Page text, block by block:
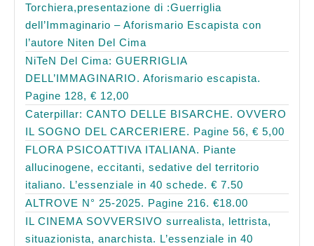
Torchiera,presentazione di :Guerriglia
dell’Immaginario – Aforismario Escapista con
l’autore Niten Del Cima
NiTeN Del Cima: GUERRIGLIA
DELL’IMMAGINARIO. Aforismario escapista.
Pagine 128, € 12,00
Caterpillar: CANTO DELLE BISARCHE. OVVERO
IL SOGNO DEL CARCERIERE. Pagine 56, € 5,00
FLORA PSICOATTIVA ITALIANA. Piante
allucinogene, eccitanti, sedative del territorio
italiano. L’essenziale in 40 schede. € 7.50
ALTROVE N° 25-2025. Pagine 216. €18.00
IL CINEMA SOVVERSIVO surrealista, lettrista,
situazionista, anarchista. L’essenziale in 40